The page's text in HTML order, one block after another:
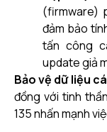
(firmware)
đảm bảo
tấn công
update giả
Bảo vệ dữ liệu
đồng với tinh
135 nhấn mạnh